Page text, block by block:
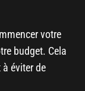
votre
budget. Cela
éviter de